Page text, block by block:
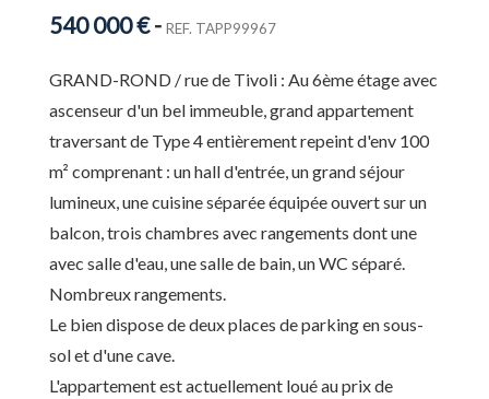
540 000 €- REF. TAPP99967
GRAND-ROND / rue de Tivoli : Au 6ème étage avec
ascenseur d'un bel immeuble, grand appartement
traversant de Type 4 entièrement repeint d'env 100
m² comprenant : un hall d'entrée, un grand séjour
lumineux, une cuisine séparée équipée ouvert sur un
balcon, trois chambres avec rangements dont une
avec salle d'eau, une salle de bain, un WC séparé.
Nombreux rangements.
Le bien dispose de deux places de parking en sous-
sol et d'une cave.
L'appartement est actuellement loué au prix de